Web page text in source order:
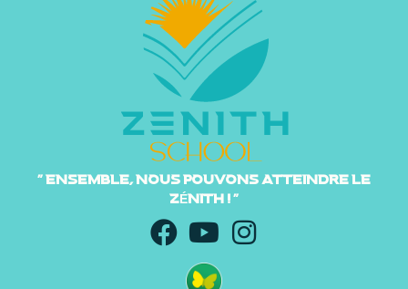
" ENSEMBLE, NOUS POUVONS ATTEINDRE LE
ZÉNITH ! "